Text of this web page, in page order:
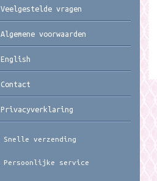
Veelgestelde vragen
Algemene voorwaarden
English
Contact
Privacyverklaring
Snelle verzending
Persoonlijke service